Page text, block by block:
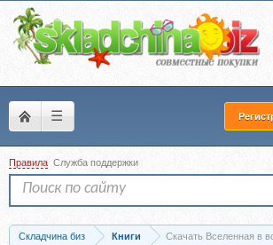
☰
Правила Служба поддержки
Складчина биз Книги Скачать Вселенная в